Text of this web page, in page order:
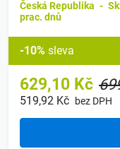
Česká Republika -
prac. dnů
-10% sleva
629,10 Kč
519,92 Kč bez DPH